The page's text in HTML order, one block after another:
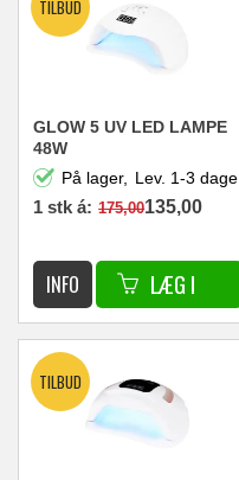
GLOW 5 UV LED LAMPE
48W
På lager,
Lev. 1-3 dage
1 stk á: 175,00135,00